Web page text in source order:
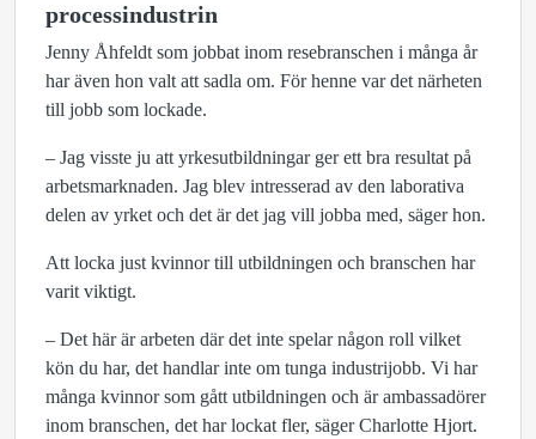
processindustrin
Jenny Åhfeldt som jobbat inom resebranschen i många år
har även hon valt att sadla om. För henne var det närheten
till jobb som lockade.
– Jag visste ju att yrkesutbildningar ger ett bra resultat på
arbetsmarknaden. Jag blev intresserad av den laborativa
delen av yrket och det är det jag vill jobba med, säger hon.
Att locka just kvinnor till utbildningen och branschen har
varit viktigt.
– Det här är arbeten där det inte spelar någon roll vilket
kön du har, det handlar inte om tunga industrijobb. Vi har
många kvinnor som gått utbildningen och är ambassadörer
inom branschen, det har lockat fler, säger Charlotte Hjort.